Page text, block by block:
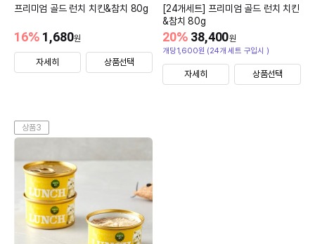
프리미엄 골드 런치 치킨&참치 80g
1,680원
16%
자세히 상품선택
[24개세트] 프리미엄 골드 런치 치킨
&참치 80g
38,400원
20%
개당1,600원 (24개 세트 구입시 )
자세히 상품선택
상품3